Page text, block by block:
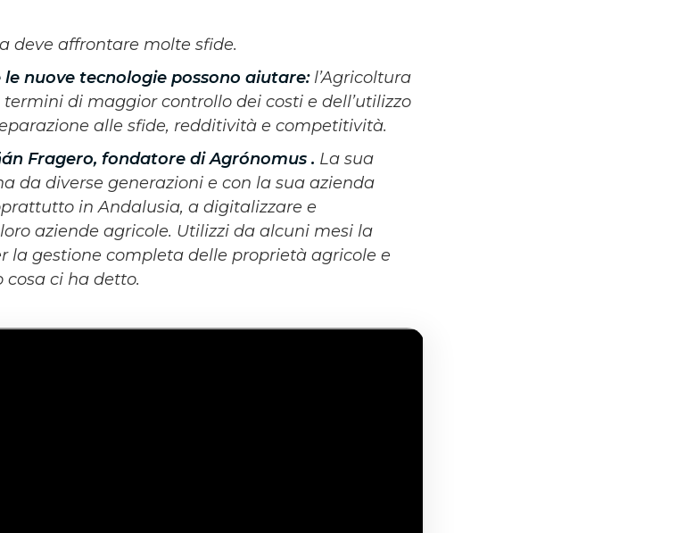
deve affrontare molte sfide.
nuove tecnologie possono aiutare:l’Agricoltura
di maggior controllo dei costi e dell’utilizzo
alle sfide, redditività e competitività.
Fragero, fondatore di Agrónomus . La sua
da diverse generazioni e con la sua azienda
in Andalusia, a digitalizzare e
aziende agricole. Utilizzi da alcuni mesi la
la gestione completa delle proprietà agricole e
ci ha detto.